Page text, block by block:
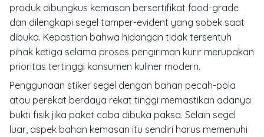
produk dibungkus kemasan bersertifikat food-grade
dan dilengkapi segel tamper-evident yang sobek saat
dibuka. Kepastian bahwa hidangan tidak tersentuh
pihak ketiga selama proses pengiriman kurir merupakan
prioritas tertinggi konsumen kuliner modern.
Penggunaan stiker segel dengan bahan pecah-pola
atau perekat berdaya rekat tinggi memastikan adanya
bukti fisik jika paket coba dibuka paksa. Selain segel
luar, aspek bahan kemasan itu sendiri harus memenuhi